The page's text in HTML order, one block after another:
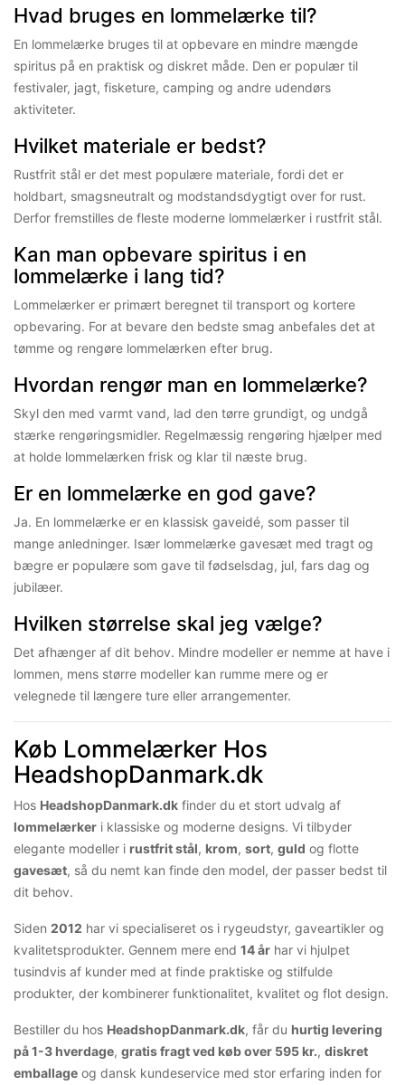
Hvad bruges en lommelærke til?
En lommelærke bruges til at opbevare en mindre mængde
spiritus på en praktisk og diskret måde. Den er populær til
festivaler, jagt, fisketure, camping og andre udendørs
aktiviteter.
Hvilket materiale er bedst?
Rustfrit stål er det mest populære materiale, fordi det er
holdbart, smagsneutralt og modstandsdygtigt over for rust.
Derfor fremstilles de fleste moderne lommelærker i rustfrit stål.
Kan man opbevare spiritus i en
lommelærke i lang tid?
Lommelærker er primært beregnet til transport og kortere
opbevaring. For at bevare den bedste smag anbefales det at
tømme og rengøre lommelærken efter brug.
Hvordan rengør man en lommelærke?
Skyl den med varmt vand, lad den tørre grundigt, og undgå
stærke rengøringsmidler. Regelmæssig rengøring hjælper med
at holde lommelærken frisk og klar til næste brug.
Er en lommelærke en god gave?
Ja. En lommelærke er en klassisk gaveidé, som passer til
mange anledninger. Især lommelærke gavesæt med tragt og
bægre er populære som gave til fødselsdag, jul, fars dag og
jubilæer.
Hvilken størrelse skal jeg vælge?
Det afhænger af dit behov. Mindre modeller er nemme at have i
lommen, mens større modeller kan rumme mere og er
velegnede til længere ture eller arrangementer.
Køb Lommelærker Hos
HeadshopDanmark.dk
Hos HeadshopDanmark.dk finder du et stort udvalg af
lommelærker i klassiske og moderne designs. Vi tilbyder
elegante modeller i rustfrit stål, krom, sort, guld og flotte
gavesæt, så du nemt kan finde den model, der passer bedst til
dit behov.
Siden 2012 har vi specialiseret os i rygeudstyr, gaveartikler og
kvalitetsprodukter. Gennem mere end 14 år har vi hjulpet
tusindvis af kunder med at finde praktiske og stilfulde
produkter, der kombinerer funktionalitet, kvalitet og flot design.
Bestiller du hos HeadshopDanmark.dk, får du hurtig levering
på 1-3 hverdage, gratis fragt ved køb over 595 kr., diskret
emballage og dansk kundeservice med stor erfaring inden for